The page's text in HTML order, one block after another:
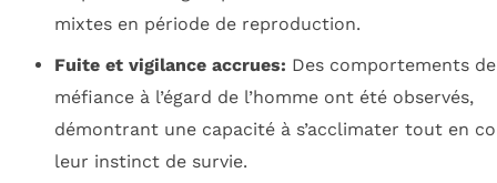
mixtes en période de reproduction.
Fuite et vigilance accrues: Des comportements de
méfiance à l’égard de l’homme ont été observés,
démontrant une capacité à s’acclimater tout en
leur instinct de survie.